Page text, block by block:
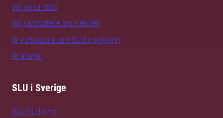
vill söka jobb
vill rapportera om naturen
är verksam inom SLU:s sektorer
är alumn
SLU i Sverige
Alla SLU-orter